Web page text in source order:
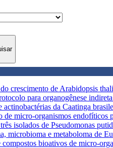
crescimento de Arabidopsis
para organogênese
actinobactérias da Caatinga
de micro-organismos endofíticos
isolados de Pseudomonas
microbioma e metaboloma de
bioativos de micro-